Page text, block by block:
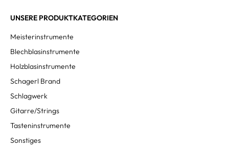
UNSERE PRODUKTKATEGORIEN
Meisterinstrumente
Blechblasinstrumente
Holzblasinstrumente
Schagerl Brand
Schlagwerk
Gitarre/Strings
Tasteninstrumente
Sonstiges